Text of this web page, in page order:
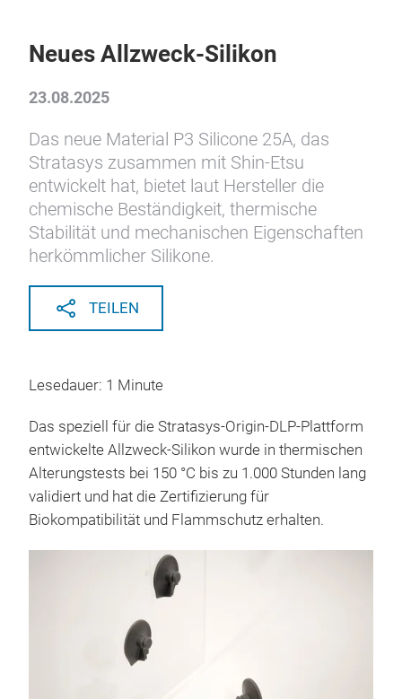
Neues Allzweck-Silikon
23.08.2025
Das neue Material P3 Silicone 25A, das
Stratasys zusammen mit Shin-Etsu
entwickelt hat, bietet laut Hersteller die
chemische Beständigkeit, thermische
Stabilität und mechanischen Eigenschaften
herkömmlicher Silikone.
TEILEN
Lesedauer: 1 Minute
Das speziell für die Stratasys-Origin-DLP-Plattform
entwickelte Allzweck-Silikon wurde in thermischen
Alterungstests bei 150 °C bis zu 1.000 Stunden lang
validiert und hat die Zertifizierung für
Biokompatibilität und Flammschutz erhalten.